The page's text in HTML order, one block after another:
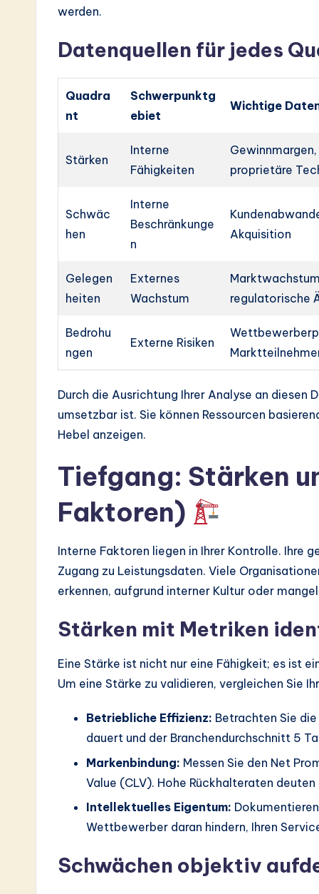
werden.
Datenquellen für jedes
Quadra
nt
Schwerpunktg
ebiet
Wichtige
Stärken
Interne
Fähigkeiten
proprietäre
Schwäc
hen
Interne
Beschränkunge
n
Akquisition
Gelegen
heiten
Externes
Wachstum
regulatorische
Bedrohu
ngen
Externe Risiken
Durch die Ausrichtung Ihrer Analyse an diesen
umsetzbar ist. Sie können Ressourcen
Hebel anzeigen.
Tiefgang: Stärken
Faktoren)
Interne Faktoren liegen in Ihrer Kontrolle. Ihre
Zugang zu Leistungsdaten. Viele
erkennen, aufgrund interner Kultur oder
Stärken mit Metriken
Eine Stärke ist nicht nur eine Fähigkeit; es ist
Um eine Stärke zu validieren, vergleichen Sie
Betriebliche Effizienz: Betrachten Sie
dauert und der Branchendurchschnitt 5
Markenbindung: Messen Sie den Net
Value (CLV). Hohe Rückhalteraten
Intellektuelles Eigentum:
Wettbewerber daran hindern, Ihren
Schwächen objektiv